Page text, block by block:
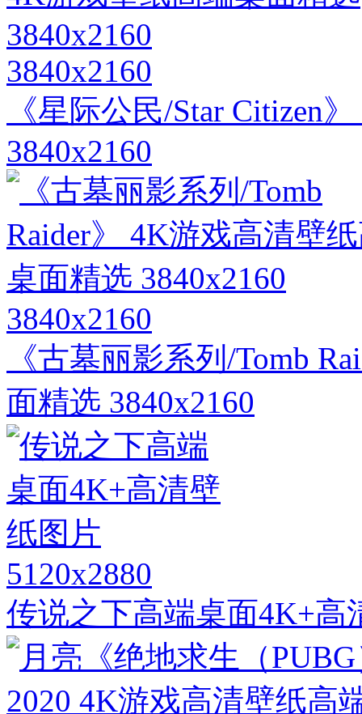
3840x2160
《星际公民/Star Citizen
3840x2160
3840x2160
《古墓丽影系列/Tomb
面精选 3840x2160
5120x2880
传说之下高端桌面4K+高